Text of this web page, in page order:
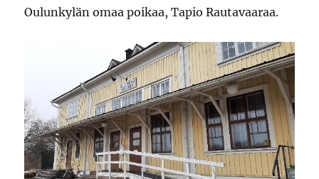
Oulunkylän omaa poikaa, Tapio Rautavaaraa.